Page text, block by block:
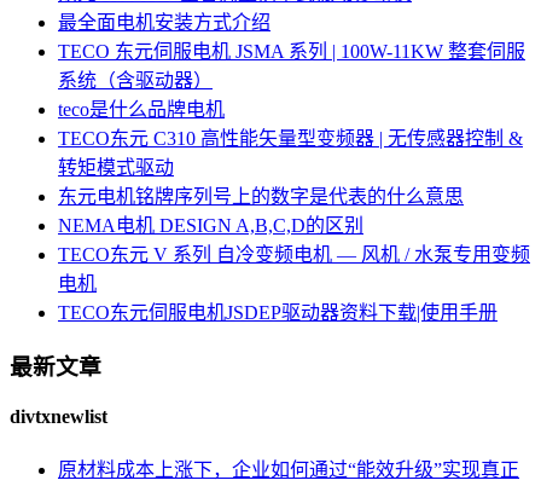
最全面电机安装方式介绍
TECO 东元伺服电机 JSMA 系列 | 100W-11KW 整套伺服
系统（含驱动器）
teco是什么品牌电机
TECO东元 C310 高性能矢量型变频器 | 无传感器控制 &
转矩模式驱动
东元电机铭牌序列号上的数字是代表的什么意思
NEMA电机 DESIGN A,B,C,D的区别
TECO东元 V 系列 自冷变频电机 — 风机 / 水泵专用变频
电机
TECO东元伺服电机JSDEP驱动器资料下载|使用手册
最新文章
divtxnewlist
原材料成本上涨下，企业如何通过“能效升级”实现真正